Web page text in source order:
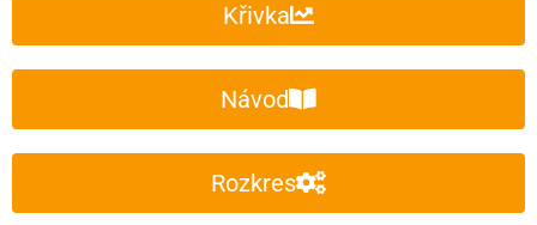
Křivka
Návod
Rozkres